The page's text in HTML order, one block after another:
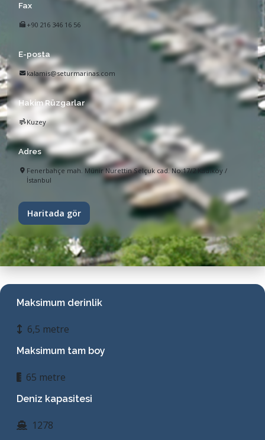
Fax
+90 216 346 16 56
E-posta
kalamis@seturmarinas.com
Hakim Rüzgarlar
Kuzey
Adres
Fenerbahçe mah. Münir Nurettin Selçuk cad. No:17/2 Kadıköy /
İstanbul
Haritada gör
Maksimum derinlik
6,5 metre
Maksimum tam boy
65 metre
Deniz kapasitesi
1278